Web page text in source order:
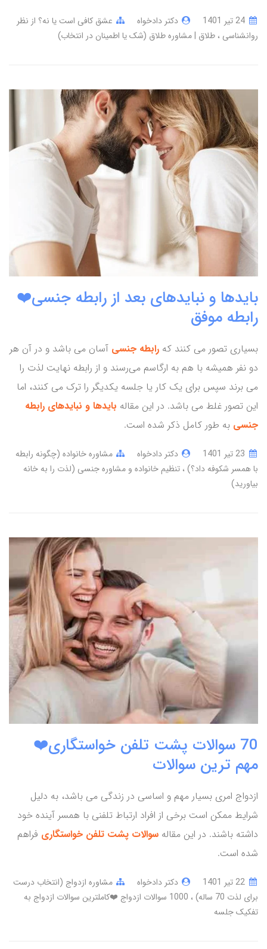
دکتر دادخواه
عشق کافی است یا نه؟ از نظر
روانشناسی طلاق | مشاوره طلاق (شک یا اطمینان در انتخاب)
بایدها و نبایدهای بعد از رابطه جنسی❤️
رابطه موفق
بسیاری تصور می کنند که رابطه جنسی آسان می باشد و در آن هر
دو نفر همیشه با هم به ارگاسم می‌رسند و از رابطه نهایت لذت را
می برند سپس برای یک کار یا جلسه یکدیگر را ترک می کنند، اما
این تصور غلط می باشد. در این مقاله بایدها و نبایدهای رابطه
جنسی به طور کامل ذکر شده است.
دکتر دادخواه
مشاوره خانواده (چگونه رابطه
با همسر شکوفه داد؟) تنظیم خانواده و مشاوره جنسی (لذت را به خانه
بیاورید)
70 سوالات پشت تلفن خواستگاری❤️
مهم ترین سوالات
ازدواج امری بسیار مهم و اساسی در زندگی می باشد، به دلیل
شرایط ممکن است برخی از افراد ارتباط تلفنی با همسر آینده خود
داشته باشند. در این مقاله سوالات پشت تلفن خواستگاری فراهم
شده است.
دکتر دادخواه
مشاوره ازدواج (انتخاب درست
برای لذت 70 ساله)
1000 سوالات ازدواج ❤️کاملترین سوالات ازدواج به
تفکیک جلسه